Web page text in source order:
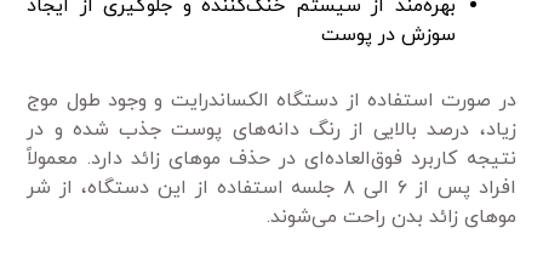
بهره‌مند از سیستم خنک‌کننده و جلوگیری از ایجاد
سوزش در پوست
در صورت استفاده از دستگاه الکساندرایت و وجود طول موج
زیاد، درصد بالایی از رنگ دانه‌های پوست جذب شده و در
نتیجه کاربرد فوق‌العاده‌ای در حذف مو‌های زائد دارد. معمولاً
افراد پس از ۶ الی ۸ جلسه استفاده از این دستگاه، از شر
مو‌های زائد بدن راحت می‌شوند.